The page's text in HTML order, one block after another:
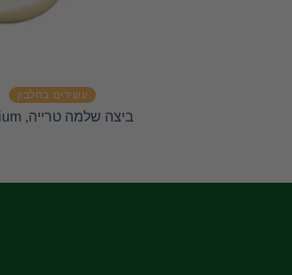
עשירים בחלבון
ביצה שלמה טרייה, Medium